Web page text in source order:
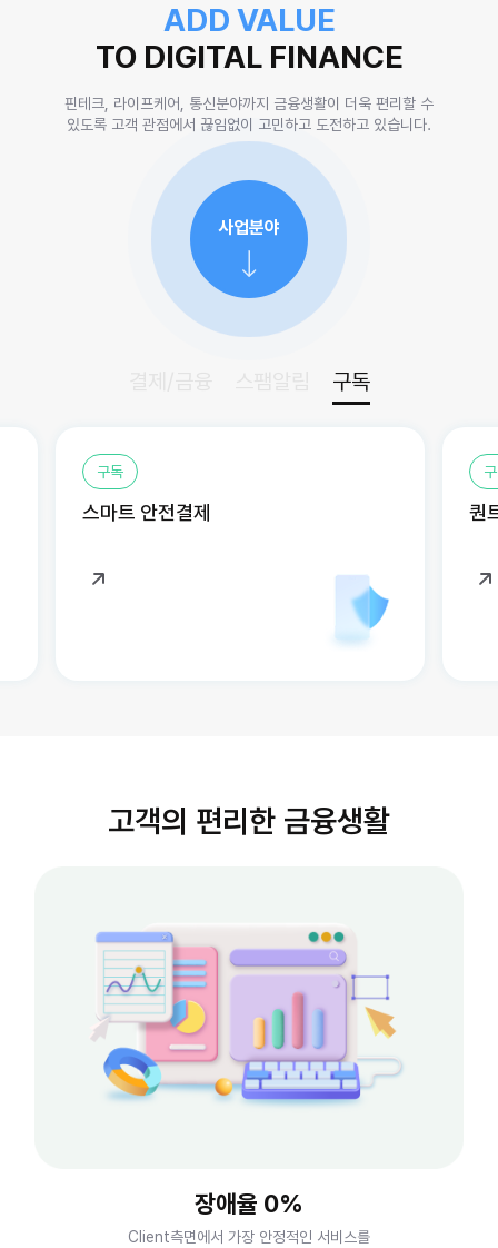
ADD VALUE
TO DIGITAL FINANCE
핀테크, 라이프케어, 통신분야까지 금융생활이 더욱 편리할 수
있도록고객 관점에서 끊임없이 고민하고 도전하고 있습니다.
사업분야
구독
구독
스마트 안전결제 퀀
고객의 편리한 금융생활
장애율 0%
Client측면에서 가장 안정적인 서비스를